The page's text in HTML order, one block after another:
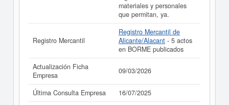
materiales y personales
que permitan, ya.
Registro Mercantil
Registro Mercantil de
Alicante/Alacant - 5 actos
en BORME publicados
Actualización Ficha
Empresa
09/03/2026
Última Consulta Empresa
16/07/2025